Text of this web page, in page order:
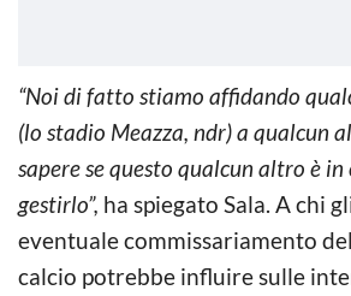
“Noi di fatto stiamo affidando
(lo stadio Meazza, ndr) a qualcun
sapere se questo qualcun altro è
gestirlo”, ha spiegato Sala. A chi
eventuale commissariamento
calcio potrebbe influire sulle